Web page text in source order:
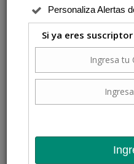
Personaliza Alertas
Si ya eres